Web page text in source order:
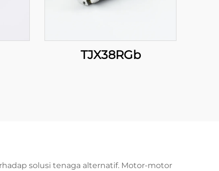
TJX38RGb
solusi tenaga alternatif. Motor-motor